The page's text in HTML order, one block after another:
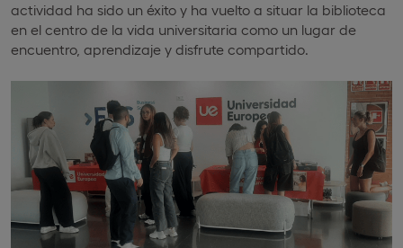
actividad ha sido un éxito y ha vuelto a situar la biblioteca
en el centro de la vida universitaria como un lugar de
encuentro, aprendizaje y disfrute compartido.